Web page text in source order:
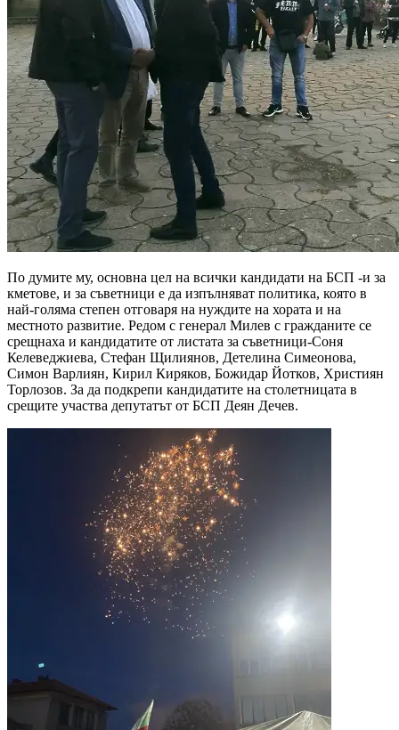
По думите му, основна цел на всички кандидати на БСП -и за
кметове, и за съветници е да изпълняват политика, която в
най-голяма степен отговаря на нуждите на хората и на
местното развитие. Редом с генерал Милев с гражданите се
срещнаха и кандидатите от листата за съветници-Соня
Келеведжиева, Стефан Щилиянов, Детелина Симеонова,
Симон Варлиян, Кирил Киряков, Божидар Йотков, Християн
Торлозов. За да подкрепи кандидатите на столетницата в
срещите участва депутатът от БСП Деян Дечев.